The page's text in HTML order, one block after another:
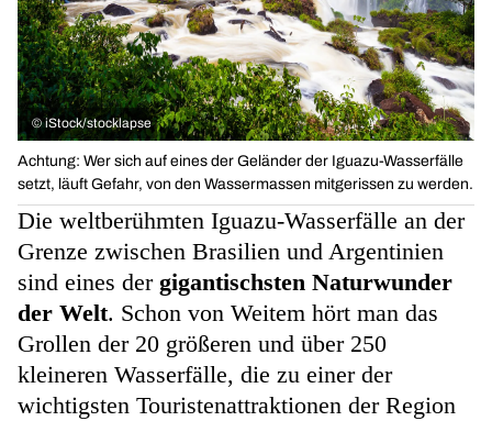
© iStock/stocklapse
Achtung: Wer sich auf eines der Geländer der Iguazu-Wasserfälle
setzt, läuft Gefahr, von den Wassermassen mitgerissen zu werden.
Die weltberühmten Iguazu-Wasserfälle an der
Grenze zwischen Brasilien und Argentinien
sind eines der gigantischsten Naturwunder
der Welt. Schon von Weitem hört man das
Grollen der 20 größeren und über 250
kleineren Wasserfälle, die zu einer der
wichtigsten Touristenattraktionen der Region